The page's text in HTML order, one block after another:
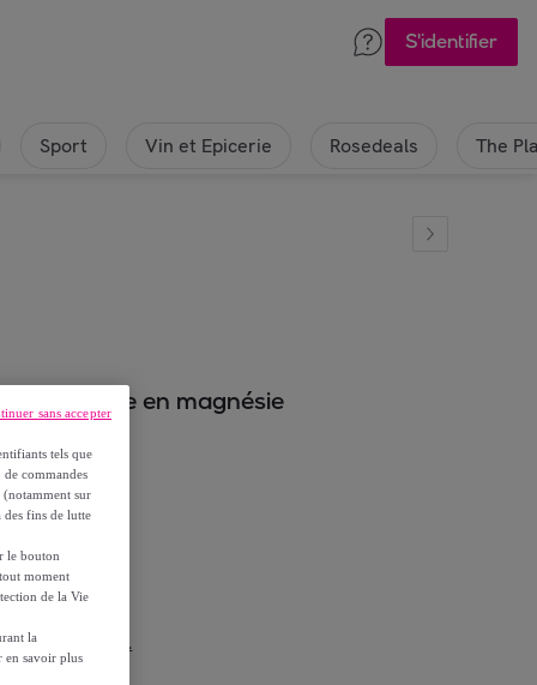
S'identifier
Sport Vin et Epicerie Rosedeals The
minimaliste en magnésie
les conditions.
tels que
commandes
(notamment sur
des fins de lutte
le bouton
moment
de la Vie
la
en savoir plus
sans accepter